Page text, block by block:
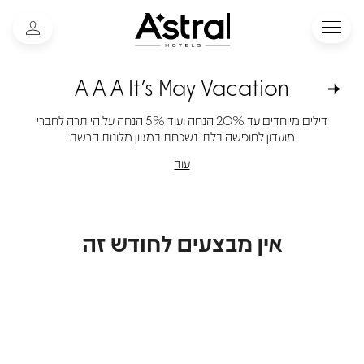
A A A It's May Vacation
דילים מיוחדים עד 20% הנחה ועוד 5% הנחה על הייתרה לחברי
מועדון לחופשה בלתי נשכחת במגוון מלונות הרשת
עוד
אין מבצעים לחודש זה